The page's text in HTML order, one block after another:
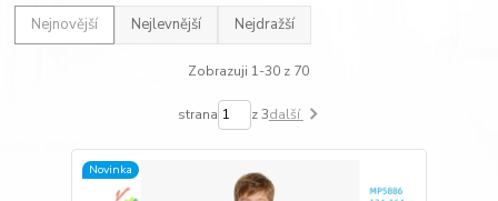
Nejnovější Nejlevnější Nejdražší
Zobrazuji 1-30 z 70
strana z 3další
Novinka